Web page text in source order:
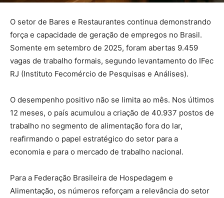
O setor de Bares e Restaurantes continua demonstrando
força e capacidade de geração de empregos no Brasil.
Somente em setembro de 2025, foram abertas 9.459
vagas de trabalho formais, segundo levantamento do IFec
RJ (Instituto Fecomércio de Pesquisas e Análises).
O desempenho positivo não se limita ao mês. Nos últimos
12 meses, o país acumulou a criação de 40.937 postos de
trabalho no segmento de alimentação fora do lar,
reafirmando o papel estratégico do setor para a
economia e para o mercado de trabalho nacional.
Para a Federação Brasileira de Hospedagem e
Alimentação, os números reforçam a relevância do setor